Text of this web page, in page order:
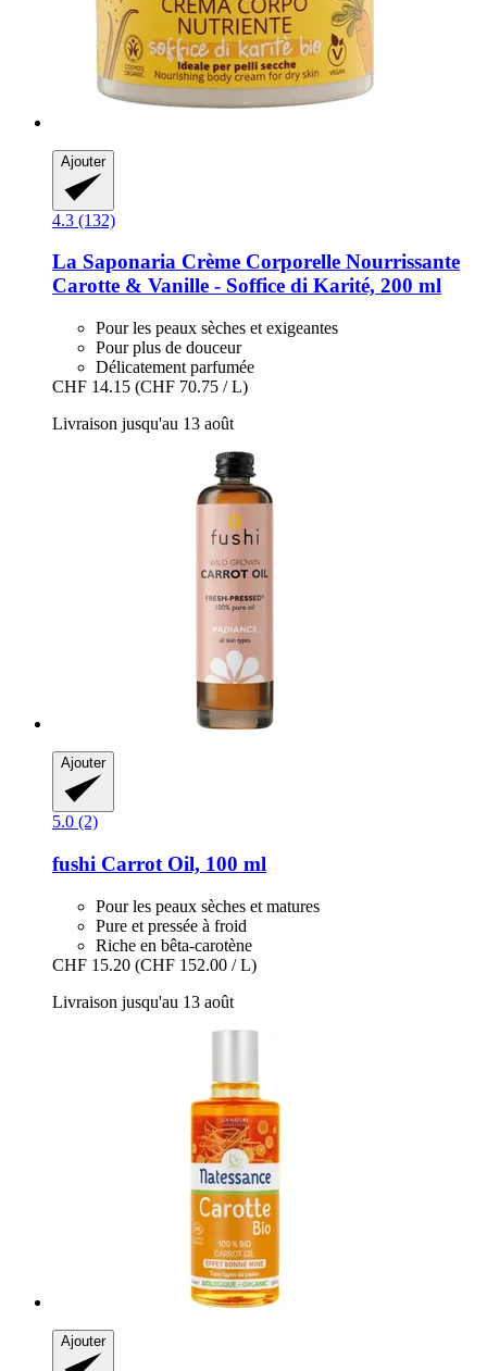
Ajouter
4.3 (132)
La Saponaria Crème Corporelle Nourrissante
Carotte & Vanille -​ Soffice di Karité, 200 ml
Pour les peaux sèches et exigeantes
Pour plus de douceur
Délicatement parfumée
CHF 14.15 (CHF 70.75 / L)
Livraison jusqu'au 13 août
Ajouter
5.0 (2)
fushi Carrot Oil, 100 ml
Pour les peaux sèches et matures
Pure et pressée à froid
Riche en bêta-carotène
CHF 15.20 (CHF 152.00 / L)
Livraison jusqu'au 13 août
Ajouter